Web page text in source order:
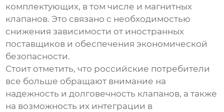
комплектующих, в том числе и магнитных
клапанов. Это связано с необходимостью
снижения зависимости от иностранных
поставщиков и обеспечения экономической
безопасности.
Стоит отметить, что российские потребители
все больше обращают внимание на
надежность и долговечность клапанов, а также
на возможность их интеграции в